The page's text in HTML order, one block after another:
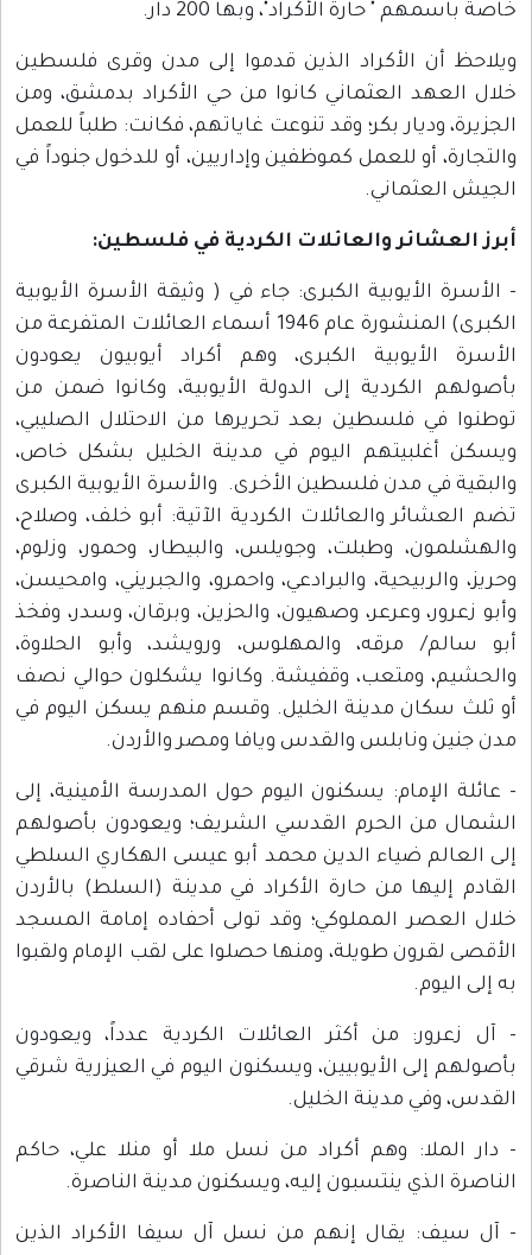
خاصة باسمهم " حارة الأكراد"، وبها 200 دار.
ويلاحظ أن الأكراد الذين قدموا إلى مدن وقرى فلسطين
خلال العهد العثماني كانوا من حي الأكراد بدمشق، ومن
الجزيرة، وديار بكر؛ وقد تنوعت غاياتهم، فكانت: طلباً للعمل
والتجارة، أو للعمل كموظفين وإداريين، أو للدخول جنوداً في
الجيش العثماني.
أبرز العشائر والعائلات الكردية في فلسطين:
- الأسرة الأيوبية الكبرى: جاء في ( وثيقة الأسرة الأيوبية
الكبرى) المنشورة عام 1946 أسماء العائلات المتفرعة من
الأسرة الأيوبية الكبرى، وهم أكراد أيوبيون يعودون
بأصولهم الكردية إلى الدولة الأيوبية، وكانوا ضمن من
توطنوا في فلسطين بعد تحريرها من الاحتلال الصليبي،
ويسكن أغلبيتهم اليوم في مدينة الخليل بشكل خاص،
والبقية في مدن فلسطين الأخرى. والأسرة الأيوبية الكبرى
تضم العشائر والعائلات الكردية الآتية: أبو خلف، وصلاح،
والهشلمون، وطبلت، وجويلس، والبيطار، وحمور، وزلوم،
وحريز، والربيحية، والبرادعي، واحمرو، والجبريني، وامحيسن،
وأبو زعرور، وعرعر، وصهيون، والحزين، وبرقان، وسدر، وفخذ
أبو سالم/ مرقه، والمهلوس، ورويشد، وأبو الحلاوة،
والحشيم، ومتعب، وقفيشة. وكانوا يشكلون حوالي نصف
أو ثلث سكان مدينة الخليل. وقسم منهم يسكن اليوم في
مدن جنين ونابلس والقدس ويافا ومصر والأردن.
- عائلة الإمام: يسكنون اليوم حول المدرسة الأمينية، إلى
الشمال من الحرم القدسي الشريف؛ ويعودون بأصولهم
إلى العالم ضياء الدين محمد أبو عيسى الهكاري السلطي
القادم إليها من حارة الأكراد في مدينة (السلط) بالأردن
خلال العصر المملوكي؛ وقد تولى أحفاده إمامة المسجد
الأقصى لقرون طويلة، ومنها حصلوا على لقب الإمام ولقبوا
به إلى اليوم.
- آل زعرور: من أكثر العائلات الكردية عدداً، ويعودون
بأصولهم إلى الأيوبيين، ويسكنون اليوم في العيزرية شرقي
القدس، وفي مدينة الخليل.
- دار الملا: وهم أكراد من نسل ملا أو منلا علي، حاكم
الناصرة الذي ينتسبون إليه، ويسكنون مدينة الناصرة.
- آل سيف: يقال إنهم من نسل آل سيفا الأكراد الذين